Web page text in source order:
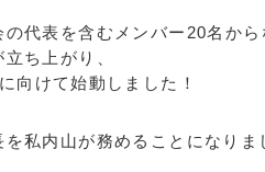
代表を含むメンバー20名から
ち上がり、
向けて始動しました！
私内山が務めることになりま